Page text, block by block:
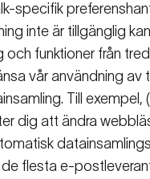
specifik
inte är tillgänglig
och funktioner från
vår användning av
Till exempel,
dig att ändra
flesta e-